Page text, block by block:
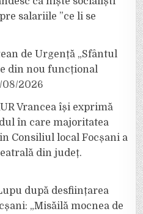
salariile ”ce li se
de Urgență „Sfântul
din nou funcțional
08/2026
Vrancea își exprimă
în care majoritatea
Consiliul local Focșani a
din județ.
după desființarea
„Misăilă mocnea de